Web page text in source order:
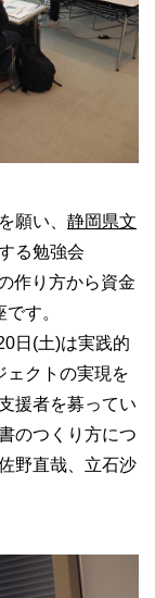
願い、 静岡県文
る勉強会
作り方から資金
す。
日(土)は実践的
ェクトの実現を
援者を募ってい
のつくり方につ
野直哉、立石沙